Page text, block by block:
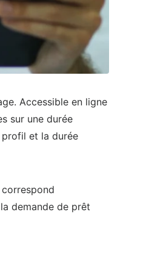
Accessible en ligne
sur une durée
et la durée
demande de prêt